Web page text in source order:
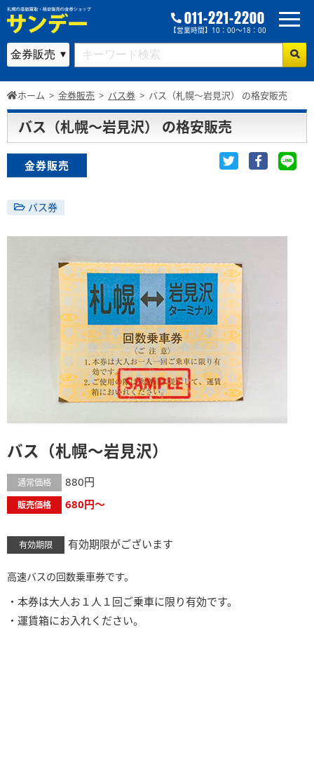
011-221-2200
【営業時間】10：00～18：00
ホーム > 金券販売 > バス券 > バス（札幌～岩見沢） の格安販売
バス（札幌～岩見沢） の格安販売
金券販売
バス券
バス（札幌～岩見沢）
通常価格 880円
販売価格 680円～
有効期限 有効期限がございます
高速バスの回数乗車券です。
・本券は大人お１人１回ご乗車に限り有効です。
・運賃箱にお入れください。